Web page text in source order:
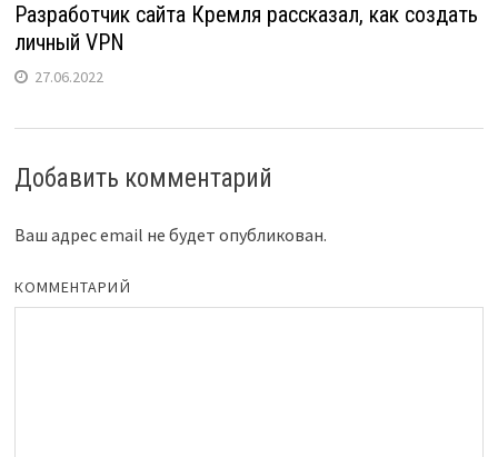
Разработчик сайта Кремля рассказал, как создать
личный VPN
27.06.2022
Добавить комментарий
Ваш адрес email не будет опубликован.
КОММЕНТАРИЙ